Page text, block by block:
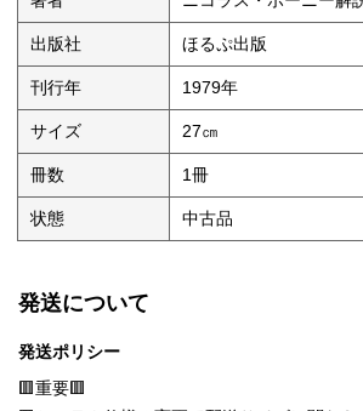
出版社 ほるぷ出版
刊行年 1979年
サイズ 27㎝
冊数 1冊
状態 中古品
発送について
発送ポリシー
🟥重要🟥